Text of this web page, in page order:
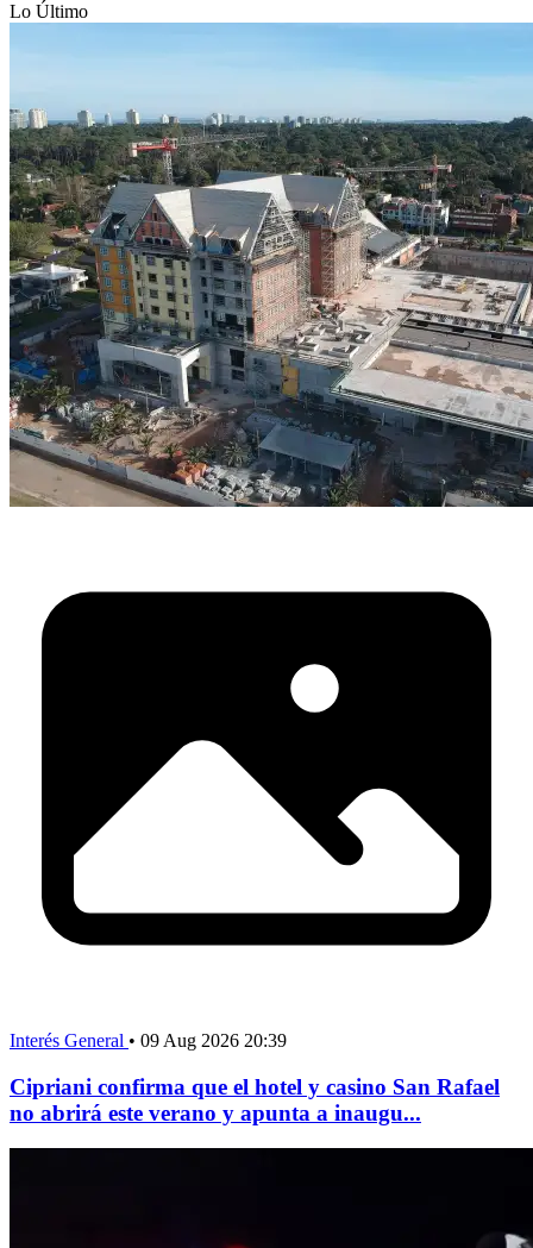
Lo Último
Interés General • 09 Aug 2026 20:39
Cipriani confirma que el hotel y casino San Rafael
no abrirá este verano y apunta a inaugu...